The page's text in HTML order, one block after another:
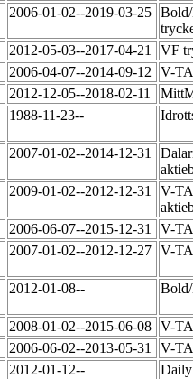
2006-01-02--2019-03-25
2012-05-03--2017-04-21
VF
2006-04-07--2014-09-12
V-
2012-12-05--2018-02-11
1988-11-23--
2007-01-02--2014-12-31
2009-01-02--2012-12-31
V-
2006-06-07--2015-12-31
V-
2007-01-02--2012-12-27 V-
2012-01-08--
2008-01-02--2015-06-08 V-
2006-06-02--2013-05-31
V-
2012-01-12--